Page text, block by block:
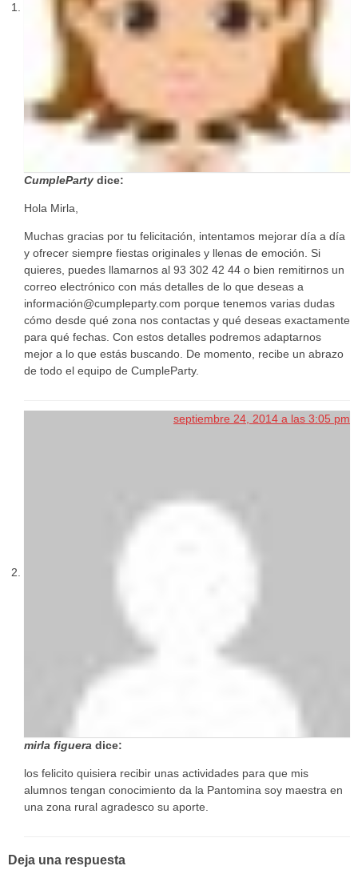
CumpleParty dice:
Hola Mirla,
Muchas gracias por tu felicitación, intentamos mejorar día a día
y ofrecer siempre fiestas originales y llenas de emoción. Si
quieres, puedes llamarnos al 93 302 42 44 o bien remitirnos un
correo electrónico con más detalles de lo que deseas a
información@cumpleparty.com porque tenemos varias dudas
cómo desde qué zona nos contactas y qué deseas exactamente
para qué fechas. Con estos detalles podremos adaptarnos
mejor a lo que estás buscando. De momento, recibe un abrazo
de todo el equipo de CumpleParty.
mirla figuera dice:
septiembre 24, 2014 a las 3:05 pm
los felicito quisiera recibir unas actividades para que mis
alumnos tengan conocimiento da la Pantomina soy maestra en
una zona rural agradesco su aporte.
Deja una respuesta